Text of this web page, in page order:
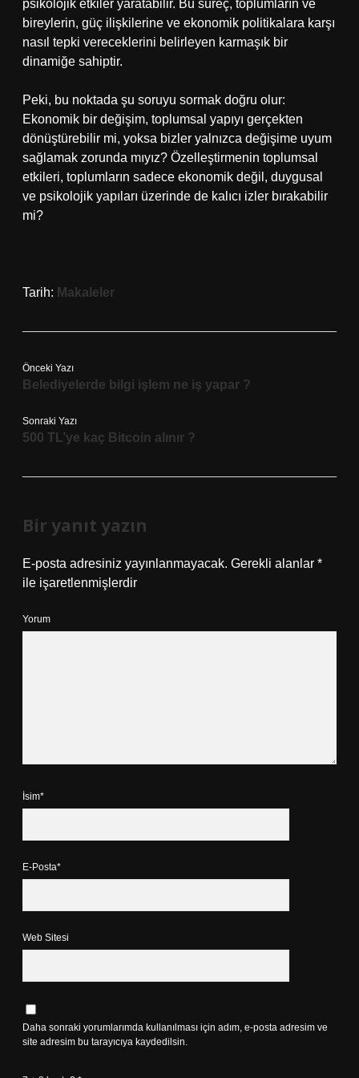
psikolojik etkiler yaratabilir. Bu süreç, toplumların ve
bireylerin, güç ilişkilerine ve ekonomik politikalara karşı
nasıl tepki vereceklerini belirleyen karmaşık bir
dinamiğe sahiptir.
Peki, bu noktada şu soruyu sormak doğru olur:
Ekonomik bir değişim, toplumsal yapıyı gerçekten
dönüştürebilir mi, yoksa bizler yalnızca değişime uyum
sağlamak zorunda mıyız? Özelleştirmenin toplumsal
etkileri, toplumların sadece ekonomik değil, duygusal
ve psikolojik yapıları üzerinde de kalıcı izler bırakabilir
mi?
Tarih: Makaleler
Önceki Yazı
Belediyelerde bilgi işlem ne iş yapar ?
Sonraki Yazı
500 TL’ye kaç Bitcoin alınır ?
Bir yanıt yazın
E-posta adresiniz yayınlanmayacak. Gerekli alanlar *
ile işaretlenmişlerdir
Yorum
İsim*
E-Posta*
Web Sitesi
Daha sonraki yorumlarımda kullanılması için adım, e-posta adresim ve
site adresim bu tarayıcıya kaydedilsin.